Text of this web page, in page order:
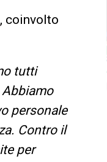
, coinvolto
tutti
personale
Contro il
per